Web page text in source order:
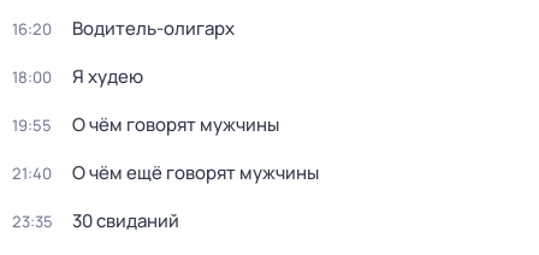
16:20 Водитель-олигарх
18:00 Я худею
19:55 О чём говорят мужчины
21:40 О чём ещё говорят мужчины
23:35 30 свиданий